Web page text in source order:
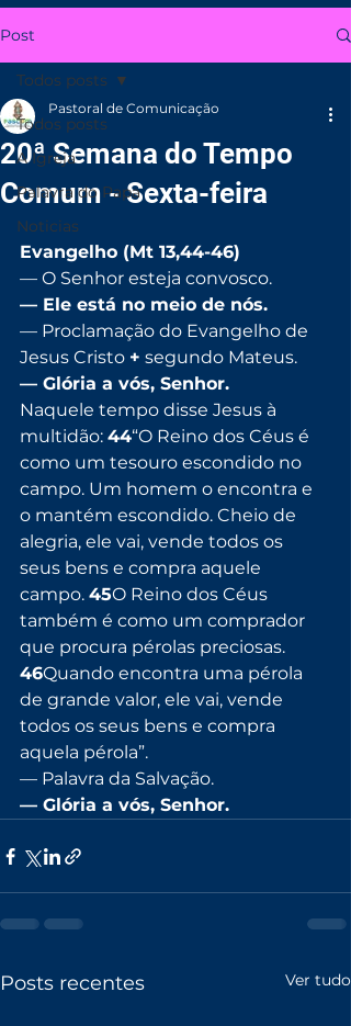
Post
Todos posts
A Igreja
Palavra do Papa
Noticias
Todos posts
20ª Semana do Tempo
Comum - Sexta-feira
Pastoral de Comunicação
Evangelho (Mt 13,44-46)
— O Senhor esteja convosco.
— Ele está no meio de nós.
— Proclamação do Evangelho de
Jesus Cristo + segundo Mateus.
— Glória a vós, Senhor.
Naquele tempo disse Jesus à
multidão: 44“O Reino dos Céus é
como um tesouro escondido no
campo. Um homem o encontra e
o mantém escondido. Cheio de
alegria, ele vai, vende todos os
seus bens e compra aquele
campo. 45O Reino dos Céus
também é como um comprador
que procura pérolas preciosas.
46Quando encontra uma pérola
de grande valor, ele vai, vende
todos os seus bens e compra
aquela pérola”.
— Palavra da Salvação.
— Glória a vós, Senhor.
Posts recentes Ver tudo